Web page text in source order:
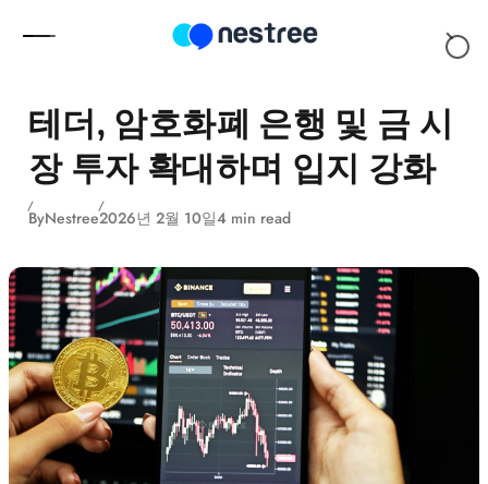
테더, 암호화폐 은행 및 금 시
장 투자 확대하며 입지 강화
ByNestree2026년 2월 10일4 min read